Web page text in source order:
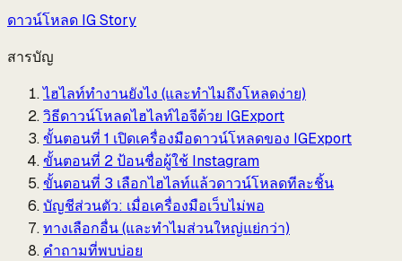
ดาวน์โหลด IG Story
สารบัญ
ไฮไลท์ทำงานยังไง (และทำไมถึงโหลดง่าย)
วิธีดาวน์โหลดไฮไลท์ไอจีด้วย IGExport
ขั้นตอนที่ 1 เปิดเครื่องมือดาวน์โหลดของ IGExport
ขั้นตอนที่ 2 ป้อนชื่อผู้ใช้ Instagram
ขั้นตอนที่ 3 เลือกไฮไลท์แล้วดาวน์โหลดทีละชิ้น
บัญชีส่วนตัว: เมื่อเครื่องมือเว็บไม่พอ
ทางเลือกอื่น (และทำไมส่วนใหญ่แย่กว่า)
คำถามที่พบบ่อย